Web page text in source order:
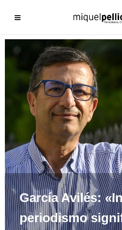
García Avilés:
periodismo